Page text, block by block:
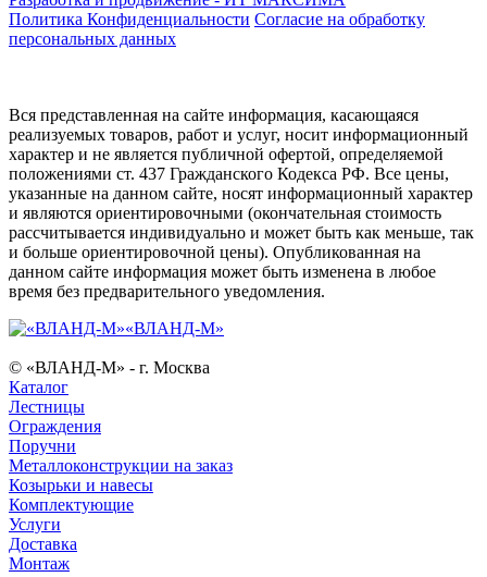
Политика Конфиденциальности Согласие на обработку
персональных данных
Вся представленная на сайте информация, касающаяся
реализуемых товаров, работ и услуг, носит информационный
характер и не является публичной офертой, определяемой
положениями ст. 437 Гражданского Кодекса РФ. Все цены,
указанные на данном сайте, носят информационный характер
и являются ориентировочными (окончательная стоимость
рассчитывается индивидуально и может быть как меньше, так
и больше ориентировочной цены). Опубликованная на
данном сайте информация может быть изменена в любое
время без предварительного уведомления.
«ВЛАНД-М»
© «ВЛАНД-М» - г. Москва
Каталог
Лестницы
Ограждения
Поручни
Металлоконструкции на заказ
Козырьки и навесы
Комплектующие
Услуги
Доставка
Монтаж